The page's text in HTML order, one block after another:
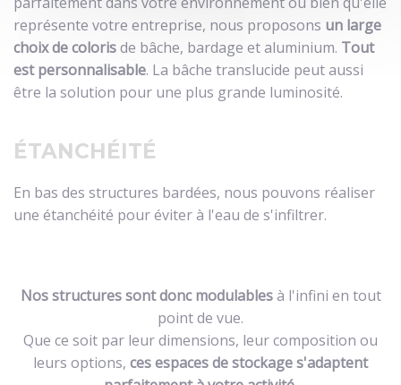
représente votre entreprise, nous proposons un large
choix de colorisde bâche, bardage et aluminium. Tout
est personnalisable. La bâche translucide peut aussi
être la solution pour une plus grande luminosité.
ÉTANCHÉITÉ
En bas des structures bardées, nous pouvons réaliser
une étanchéité pour éviter à l'eau de s'infiltrer.
Nos structures sont donc modulablesà l'infini en tout
point de vue.
Que ce soit par leur dimensions, leur composition ou
leurs options, ces espaces de stockage s'adaptent